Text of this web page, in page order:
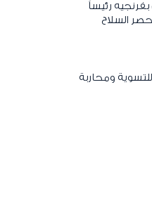
رئيساً
السلاح
ومحاربة